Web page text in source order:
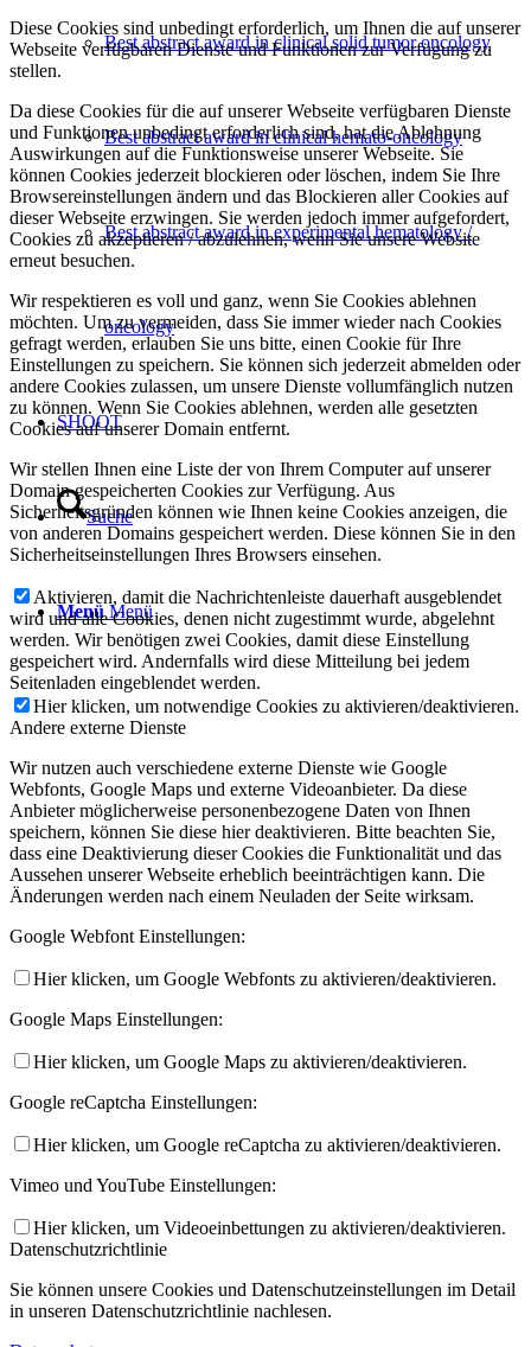
Best abstract award in clinical solid tumor oncology
Best abstract award in clinical hemato-oncology
Best abstract award in experimental hematology /
oncology
SHOOT
Suche
Menü Menü
Diese Cookies sind unbedingt erforderlich, um Ihnen die auf unserer
Webseite verfügbaren Dienste und Funktionen zur Verfügung zu
stellen.
Da diese Cookies für die auf unserer Webseite verfügbaren Dienste
und Funktionen unbedingt erforderlich sind, hat die Ablehnung
Auswirkungen auf die Funktionsweise unserer Webseite. Sie
können Cookies jederzeit blockieren oder löschen, indem Sie Ihre
Browsereinstellungen ändern und das Blockieren aller Cookies auf
dieser Webseite erzwingen. Sie werden jedoch immer aufgefordert,
Cookies zu akzeptieren / abzulehnen, wenn Sie unsere Website
erneut besuchen.
Wir respektieren es voll und ganz, wenn Sie Cookies ablehnen
möchten. Um zu vermeiden, dass Sie immer wieder nach Cookies
gefragt werden, erlauben Sie uns bitte, einen Cookie für Ihre
Einstellungen zu speichern. Sie können sich jederzeit abmelden oder
andere Cookies zulassen, um unsere Dienste vollumfänglich nutzen
zu können. Wenn Sie Cookies ablehnen, werden alle gesetzten
Cookies auf unserer Domain entfernt.
Wir stellen Ihnen eine Liste der von Ihrem Computer auf unserer
Domain gespeicherten Cookies zur Verfügung. Aus
Sicherheitsgründen können wie Ihnen keine Cookies anzeigen, die
von anderen Domains gespeichert werden. Diese können Sie in den
Sicherheitseinstellungen Ihres Browsers einsehen.
Aktivieren, damit die Nachrichtenleiste dauerhaft ausgeblendet
wird und alle Cookies, denen nicht zugestimmt wurde, abgelehnt
werden. Wir benötigen zwei Cookies, damit diese Einstellung
gespeichert wird. Andernfalls wird diese Mitteilung bei jedem
Seitenladen eingeblendet werden.
Hier klicken, um notwendige Cookies zu aktivieren/deaktivieren.
Andere externe Dienste
Wir nutzen auch verschiedene externe Dienste wie Google
Webfonts, Google Maps und externe Videoanbieter. Da diese
Anbieter möglicherweise personenbezogene Daten von Ihnen
speichern, können Sie diese hier deaktivieren. Bitte beachten Sie,
dass eine Deaktivierung dieser Cookies die Funktionalität und das
Aussehen unserer Webseite erheblich beeinträchtigen kann. Die
Änderungen werden nach einem Neuladen der Seite wirksam.
Google Webfont Einstellungen:
Hier klicken, um Google Webfonts zu aktivieren/deaktivieren.
Google Maps Einstellungen:
Hier klicken, um Google Maps zu aktivieren/deaktivieren.
Google reCaptcha Einstellungen:
Hier klicken, um Google reCaptcha zu aktivieren/deaktivieren.
Vimeo und YouTube Einstellungen:
Hier klicken, um Videoeinbettungen zu aktivieren/deaktivieren.
Datenschutzrichtlinie
Sie können unsere Cookies und Datenschutzeinstellungen im Detail
in unseren Datenschutzrichtlinie nachlesen.